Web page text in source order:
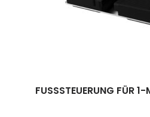
FUSSSTEUERUNG FÜR 1-